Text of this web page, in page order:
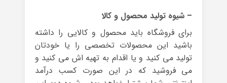
– شیوه تولید محصول و کالا
برای فروشگاه باید محصول و کالایی را داشته
باشید این محصولات تخصصی را یا خودتان
تولید می کنید و یا اقدام به تهیه اش می کنید و
می فروشید که در این صورت کسب درآمد